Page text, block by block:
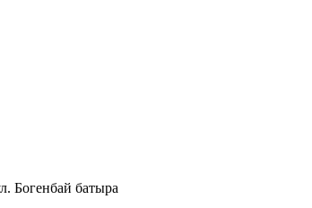
Богенбай батыра